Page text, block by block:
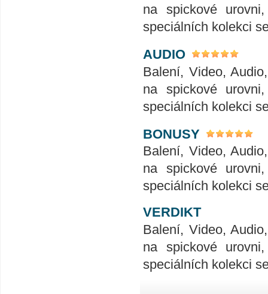
na spickové
speciálních kolekci
AUDIO
Balení, Video,
na spickové
speciálních kolekci
BONUSY
Balení, Video,
na spickové
speciálních kolekci
VERDIKT
Balení, Video,
na spickové
speciálních kolekci